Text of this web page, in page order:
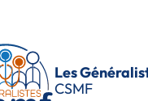
Les
CSMF